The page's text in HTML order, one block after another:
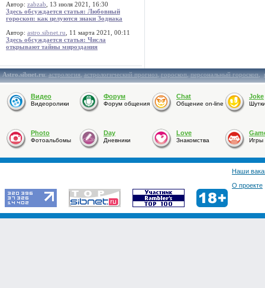
Автор: zabzab , 13 июля 2021, 16:30
Здесь обсуждается статья: Любовный
гороскоп: как целуются знаки Зодиака
Автор: astro.sibnet.ru , 11 марта 2021, 00:11
Здесь обсуждается статья: Числа
открывают тайны мироздания
Astro.sibnet.ru:астрология,астрологический прогноз,гороскоп,персональный гороскоп,
Видео
Видеоролики
Форум
Форум общения
Chat
Общение on-line
Joke
Photo
Фотоальбомы
Day
Дневники
Love
Знакомства Игры
Наши
О проекте